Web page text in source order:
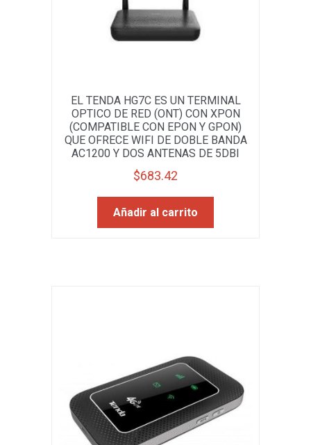
EL TENDA HG7C ES UN TERMINAL
OPTICO DE RED (ONT) CON XPON
(COMPATIBLE CON EPON Y GPON)
QUE OFRECE WIFI DE DOBLE BANDA
AC1200 Y DOS ANTENAS DE 5DBI
$683.42
Añadir al carrito